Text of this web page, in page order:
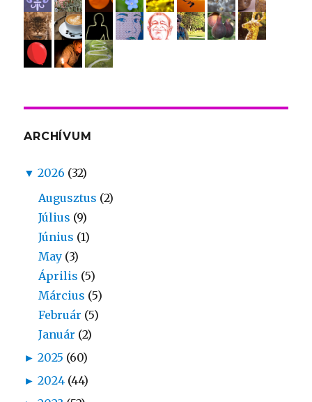
ARCHÍVUM
▼ 2026 (32)
Augusztus (2)
Július (9)
Június (1)
May (3)
Április (5)
Március (5)
Február (5)
Január (2)
► 2025 (60)
► 2024 (44)